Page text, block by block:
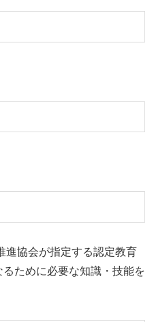
進協会が指定する認定教育
ために必要な知識・技能を